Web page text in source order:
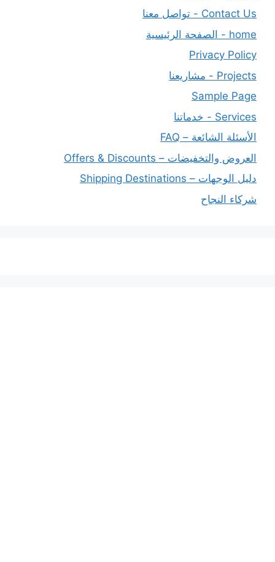
Contact Us - تواصل معنا
home - الصفحة الرئيسية
Privacy Policy
Projects - مشاريعنا
Sample Page
Services - خدماتنا
الأسئلة الشائعة – FAQ
العروض والتخفيضات – Offers & Discounts
دليل الوجهات – Shipping Destinations
شركاء النجاح